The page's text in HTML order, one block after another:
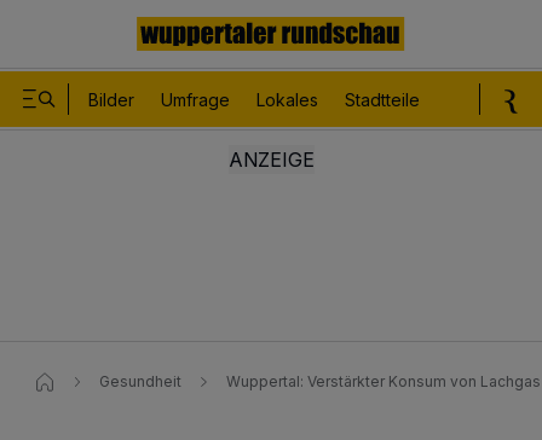
Bilder Umfrage Lokales Stadtteile
Gesundheit Wuppertal: Verstärkter Konsum von